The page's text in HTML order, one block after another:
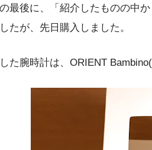
最後に、「紹介したものの中
たが、先日購入しました。
た腕時計は、ORIENT